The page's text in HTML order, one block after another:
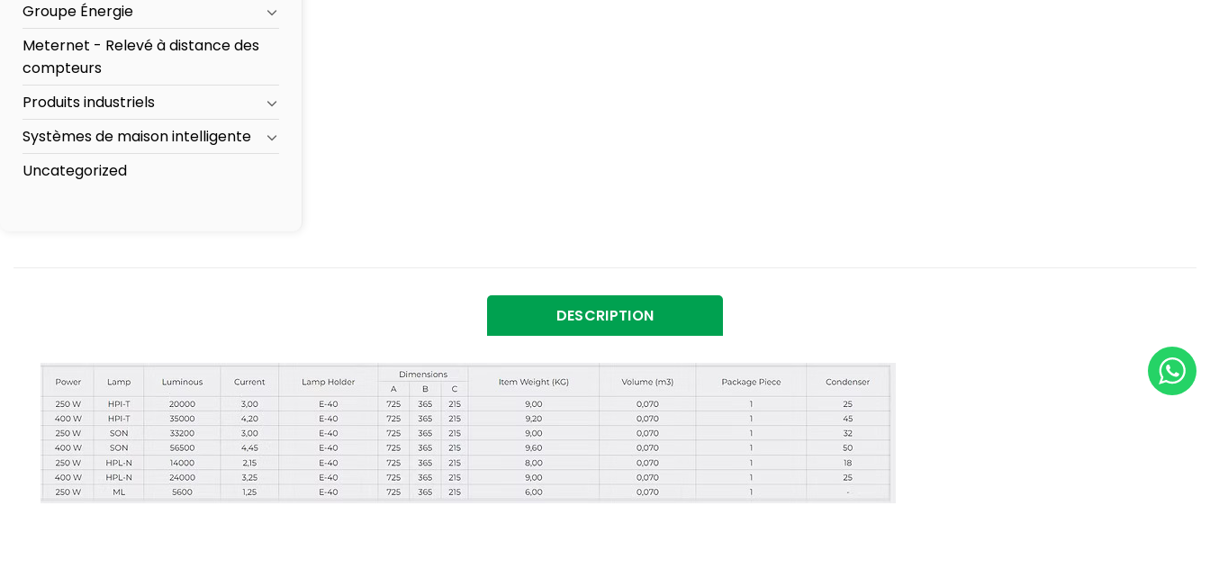
Groupe Énergie
Meternet - Relevé à distance des
compteurs
Produits industriels
Systèmes de maison intelligente
Uncategorized
DESCRIPTION